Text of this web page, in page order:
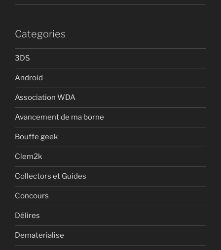
Categories
3DS
Android
Association WDA
Avancement de ma borne
Bouffe geek
Clem2k
Collectors et Guides
Concours
Délires
Dematerialise